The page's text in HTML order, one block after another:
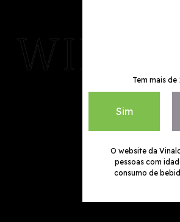
Tem mais de
Sim
O website da
pessoas com
consumo de